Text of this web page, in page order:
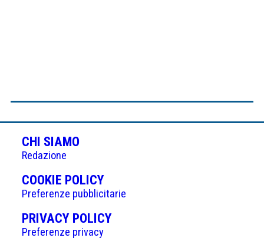
CHI SIAMO
Redazione
COOKIE POLICY(APRE
IN
UNA
NUOVA
Preferenze pubblicitarie
PRIVACY POLICY(APRE
Preferenze privacy